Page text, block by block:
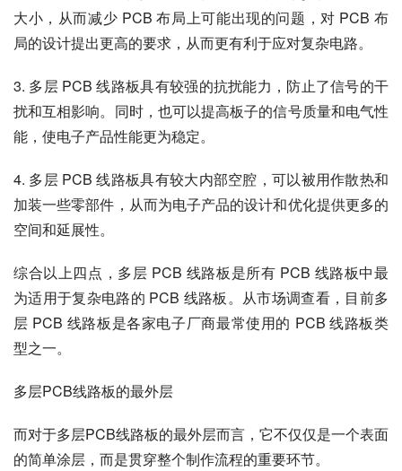
大小，从而减少 PCB 布局上可能出现的问题，对 PCB 布
局的设计提出更高的要求，从而更有利于应对复杂电路。
3. 多层 PCB 线路板具有较强的抗扰能力，防止了信号的干
扰和互相影响。同时，也可以提高板子的信号质量和电气性
能，使电子产品性能更为稳定。
4. 多层 PCB 线路板具有较大内部空腔，可以被用作散热和
加装一些零部件，从而为电子产品的设计和优化提供更多的
空间和延展性。
综合以上四点，多层 PCB 线路板是所有 PCB 线路板中最
为适用于复杂电路的 PCB 线路板。从市场调查看，目前多
层 PCB 线路板是各家电子厂商最常使用的 PCB 线路板类
型之一。
多层PCB线路板的最外层
而对于多层PCB线路板的最外层而言，它不仅仅是一个表面
的简单涂层，而是贯穿整个制作流程的重要环节。